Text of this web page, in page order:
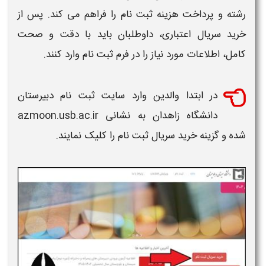
رشته و پرداخت هزینهثبت نام را فراهم می کند. پس از
خرید سریال اعتباری، داوطلبان باید با دقت و صحت
کامل، اطلاعات مورد نیاز را در فرمثبت ناموارد کنند.
در ابتدا والدین وارد سایتثبت نام دبیرستان
دانشگاه زاهدان
به نشانی azmoon.usb.ac.ir
شده و گزینه خرید سریالثبت نام را کلیک نمایند.